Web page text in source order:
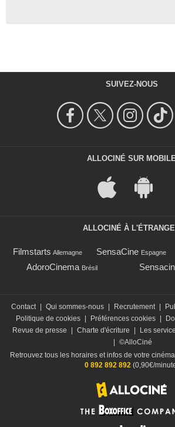
SUIVEZ-NOUS
ALLOCINÉ SUR MOBILE
ALLOCINÉ À
Filmstarts Allemagne SensaCine Espagne
AdoroCinema Brésil
Contact | Qui sommes-nous | Recrutement |
Politique de cookies | Préférences cookies |
Revue de presse
| Charte d'écriture | Les
| ©AlloCiné
Retrouvez tous les horaires et infos de votre
0 892 892 892(0,90€/